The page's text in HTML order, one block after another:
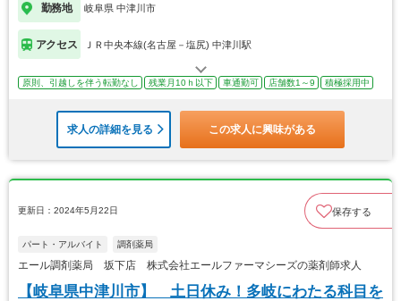
勤務地 岐阜県 中津川市
アクセス ＪＲ中央本線(名古屋－塩尻) 中津川駅
原則、引越しを伴う転勤なし 残業月10ｈ以下 車通勤可 店舗数1～9 積極採用中
求人の詳細を見る この求人に興味がある
更新日：2024年5月22日 保存する
パート・アルバイト 調剤薬局
エール調剤薬局 坂下店 株式会社エールファーマシーズの薬剤師求人
【岐阜県中津川市】 土日休み！多岐にわたる科目を